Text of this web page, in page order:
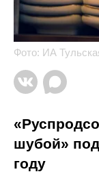
Фото: ИА
шубой»
году